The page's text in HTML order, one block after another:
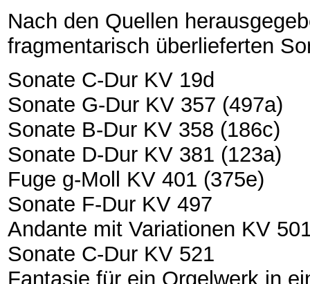
Nach den Quellen
fragmentarisch überlieferten
Sonate C-Dur KV 19d
Sonate G-Dur KV 357 (497a)
Sonate B-Dur KV 358 (186c)
Sonate D-Dur KV 381 (123a)
Fuge g-Moll KV 401 (375e)
Sonate F-Dur KV 497
Andante mit Variationen KV
Sonate C-Dur KV 521
Fantasie für ein Orgelwerk in